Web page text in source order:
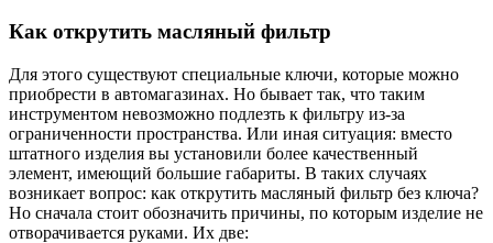
Как открутить масляный фильтр
Для этого существуют специальные ключи, которые можно
приобрести в автомагазинах. Но бывает так, что таким
инструментом невозможно подлезть к фильтру из-за
ограниченности пространства. Или иная ситуация: вместо
штатного изделия вы установили более качественный
элемент, имеющий большие габариты. В таких случаях
возникает вопрос: как открутить масляный фильтр без ключа?
Но сначала стоит обозначить причины, по которым изделие не
отворачивается руками. Их две: